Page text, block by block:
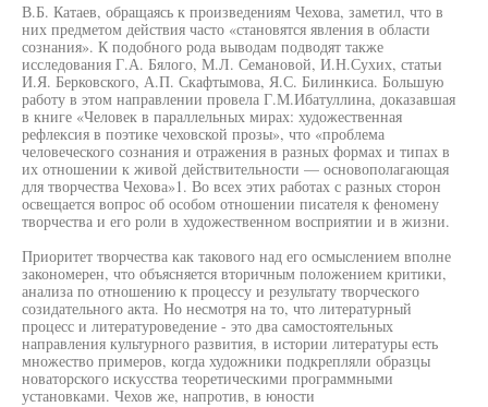
В.Б. Катаев, обращаясь к произведениям Чехова, заметил, что в
них предметом действия часто «становятся явления в области
сознания». К подобного рода выводам подводят также
исследования Г.А. Бялого, М.Л. Семановой, И.Н.Сухих, статьи
И.Я. Берковского, А.П. Скафтымова, Я.С. Билинкиса. Большую
работу в этом направлении провела Г.М.Ибатуллина, доказавшая
в книге «Человек в параллельных мирах: художественная
рефлексия в поэтике чеховской прозы», что «проблема
человеческого сознания и отражения в разных формах и типах в
их отношении к живой действительности — основополагающая
для творчества Чехова»1. Во всех этих работах с разных сторон
освещается вопрос об особом отношении писателя к феномену
творчества и его роли в художественном восприятии и в жизни.
Приоритет творчества как такового над его осмыслением вполне
закономерен, что объясняется вторичным положением критики,
анализа по отношению к процессу и результату творческого
созидательного акта. Но несмотря на то, что литературный
процесс и литературоведение - это два самостоятельных
направления культурного развития, в истории литературы есть
множество примеров, когда художники подкрепляли образцы
новаторского искусства теоретическими программными
установками. Чехов же, напротив, в юности